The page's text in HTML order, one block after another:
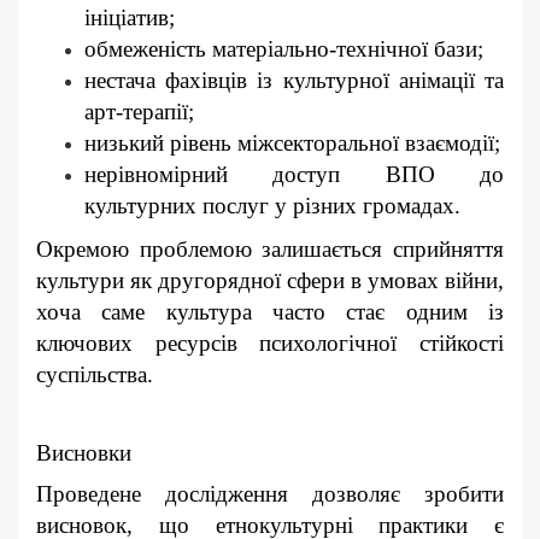
ініціатив;
обмеженість матеріально-технічної бази;
нестача фахівців із культурної анімації та
арт-терапії;
низький рівень міжсекторальної взаємодії;
нерівномірний доступ ВПО до
культурних послуг у різних громадах.
Окремою проблемою залишається сприйняття
культури як другорядної сфери в умовах війни,
хоча саме культура часто стає одним із
ключових ресурсів психологічної стійкості
суспільства.
Висновки
Проведене дослідження дозволяє зробити
висновок, що етнокультурні практики є